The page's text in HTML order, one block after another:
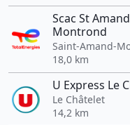
Scac St Amand
Montrond
Saint-Amand-
18,0 km
U Express Le
Le Châtelet
14,2 km